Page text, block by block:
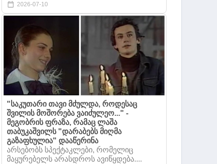
2026-07-10
"საკუთარი თავი მძულდა, როდესაც
შვილის მოშორება ვაიძულეო..." -
მეგობრის ფრაზა, რამაც ლაშა
თაბუკაშვილს "დარაბებს მიღმა
გაზაფხულია" დააწერინა
არსებობს სპექტაკლები, რომელიც
მაყურებელს არასდროს ავიწყდება....